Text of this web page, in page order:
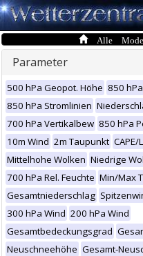
Alle
Parameter
500 hPa Geopot. Höhe 850
850 hPa Stromlinien
700 hPa Vertikalbew 850 hPa
10m Wind 2m Taupunkt CAPE/
Mittelhohe Wolken Niedrige
700 hPa Rel. Feuchte Min/Max
Gesamtniederschlag
300 hPa Wind 200 hPa Wind
Gesamtbedeckungsgrad
Neuschneehöhe Gesamt-